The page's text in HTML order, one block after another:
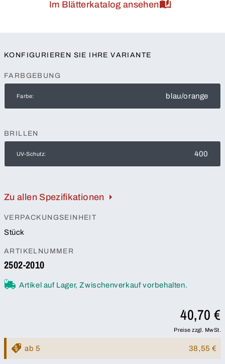
Im Blätterkatalog ansehen
KONFIGURIEREN SIE IHRE VARIANTE
FARBGEBUNG
Farbe: blau/orange
BRILLEN
UV-Schutz: 400
Zu allen Spezifikationen
VERPACKUNGSEINHEIT
Stück
ARTIKELNUMMER
2502-2010
Artikel auf Lager, Zwischenverkauf vorbehalten.
40,70 €
Preise zzgl. MwSt.
ab 5 38,55 €